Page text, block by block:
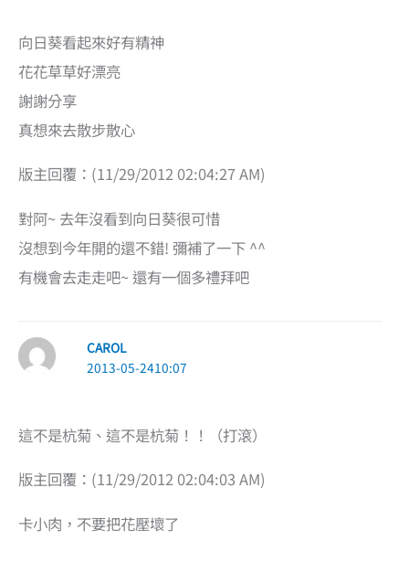
向日葵看起來好有精神
花花草草好漂亮
謝謝分享
真想來去散步散心
版主回覆：(11/29/2012 02:04:27 AM)
對阿~ 去年沒看到向日葵很可惜
沒想到今年開的還不錯! 彌補了一下 ^^
有機會去走走吧~ 還有一個多禮拜吧
CAROL
2013-05-2410:07
這不是杭菊、這不是杭菊！！（打滾）
版主回覆：(11/29/2012 02:04:03 AM)
卡小肉，不要把花壓壞了